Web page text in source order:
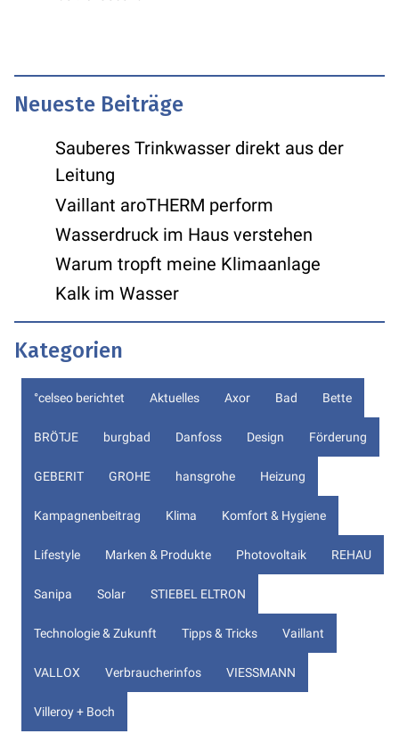
Neueste Beiträge
Sauberes Trinkwasser direkt aus der
Leitung
Vaillant aroTHERM perform
Wasserdruck im Haus verstehen
Warum tropft meine Klimaanlage
Kalk im Wasser
Kategorien
°celseo berichtet Aktuelles Axor Bad Bette
BRÖTJE burgbad Danfoss Design Förderung
GEBERIT GROHE hansgrohe Heizung
Kampagnenbeitrag Klima Komfort & Hygiene
Lifestyle Marken & Produkte Photovoltaik REHAU
Sanipa Solar STIEBEL ELTRON
Technologie & Zukunft Tipps & Tricks Vaillant
VALLOX Verbraucherinfos VIESSMANN
Villeroy + Boch